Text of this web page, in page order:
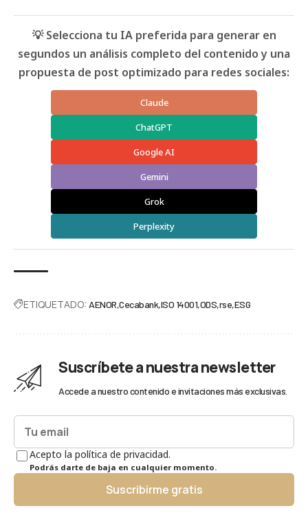
💡 Selecciona tu IA preferida para generar en
segundos un análisis completo del contenido y una
propuesta de post optimizado para redes sociales:
Claude
ChatGPT
Google AI
Gemini
Grok
Perplexity
ETIQUETADO: AENOR Cecabank ISO 14001 ODS rse ESG
Suscríbete a nuestra newsletter
Accede a nuestro contenido e invitaciones más exclusivas.
Acepto la política de privacidad.
Podrás darte de baja en cualquier momento.
Suscribirme gratis